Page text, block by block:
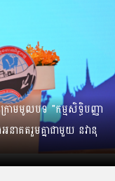
កម្មកម្ពុជា (Cambodia
ើរការ